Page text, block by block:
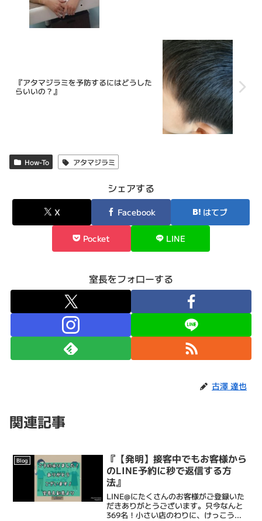
『アタマジラミを予防するにはどうした
らいいの？』
How-To アタマジラミ
シェアする
X Facebook はてブ
Pocket LINE
室長をフォローする
古澤 達也
関連記事
Blog
『【発明】接客中でもお客様から
のLINE予約に秒で返信する方
法』
LINE@にたくさんのお客様がご登録いた
だきありがとうございます。只今なんと
369名！小さい店のわりに、けっこう頑